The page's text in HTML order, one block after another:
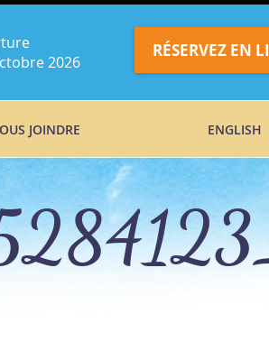
RÉSERVEZ EN
2026
JOINDRE ENGLISH